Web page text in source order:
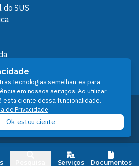
Serviços Documentos
do SUS
by Storyset
Núcleo Técnico de Gestão de
- NTI
© 2026
tecnologias semelhantes para
em nossos serviços. Ao utilizar
está ciente dessa funcionalidade.
de Privacidade.
Ok, estou ciente